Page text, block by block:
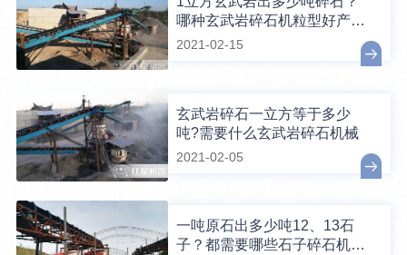
哪种玄武岩碎石机粒型好产量
高？
2021-02-15
玄武岩碎石一立方等于多少
吨?需要什么玄武岩碎石机械
2021-02-05
一吨原石出多少吨12、13石
子？都需要哪些石子碎石机设